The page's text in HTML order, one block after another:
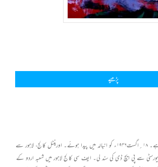
پڑھیے
نام سید حسین عباس رضوی ہے۔ ۱۸؍اگست۱۹۴۶ء کو انبالہ میں پیدا ہوئے۔ اورینٹل کالج، لاہور سے
سے پی ایچ ڈی کی سند لی۔ ایف سی کالج لاہور میں شعبہ اردو کے